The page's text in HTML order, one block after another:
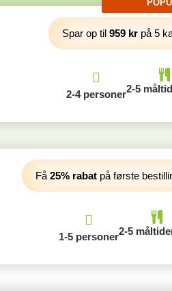
Spar op til 959 kr på 5
2-4 personer2-5
Få 25% rabat på første
1-5 personer2-5